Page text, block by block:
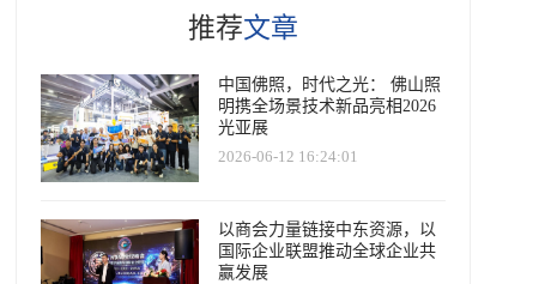
推荐文章
中国佛照，时代之光： 佛山照
明携全场景技术新品亮相2026
光亚展
2026-06-12 16:24:01
以商会力量链接中东资源，以
国际企业联盟推动全球企业共
赢发展